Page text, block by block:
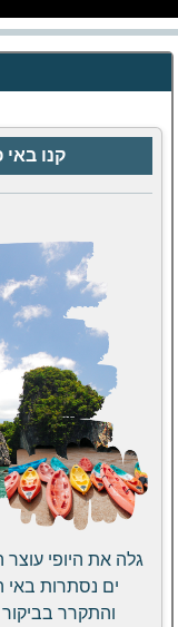
קנו באי
ים נסתרות באי